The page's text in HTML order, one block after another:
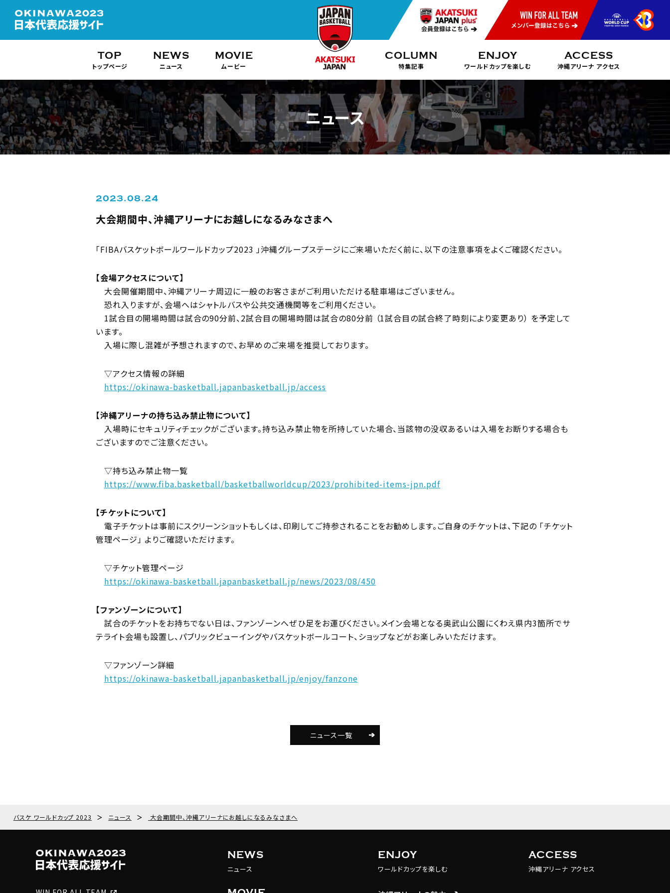
TOP
トップページ
NEWS
ニュース
MOVIE
ムービー
COLUMN
特集記事
ENJOY
ワールドカップを楽しむ
ACCESS
沖縄アリーナ アクセス
ニュース
2023.08.24
大会期間中、沖縄アリーナにお越しになるみなさまへ
「FIBAバスケットボールワールドカップ2023 」沖縄グループステージにご来場いただく前に、以下の注意事項をよくご確認ください。
【会場アクセスについて】
大会開催期間中、沖縄アリーナ周辺に一般のお客さまがご利用いただける駐車場はございません。
恐れ入りますが、会場へはシャトルバスや公共交通機関等をご利用ください。
1試合目の開場時間は試合の90分前、2試合目の開場時間は試合の80分前 （1試合目の試合終了時刻により変更あり） を予定して
います。
入場に際し混雑が予想されますので、お早めのご来場を推奨しております。
▽アクセス情報の詳細
https://okinawa-basketball.japanbasketball.jp/access
【沖縄アリーナの持ち込み禁止物について】
入場時にセキュリティチェックがございます。持ち込み禁止物を所持していた場合、当該物の没収あるいは入場をお断りする場合も
ございますのでご注意ください。
▽持ち込み禁止物一覧
https://www.fiba.basketball/basketballworldcup/2023/prohibited-items-jpn.pdf
【チケットについて】
電子チケットは事前にスクリーンショットもしくは、印刷してご持参されることをお勧めします。ご自身のチケットは、下記の 「チケット
管理ページ」 よりご確認いただけます。
▽チケット管理ページ
https://okinawa-basketball.japanbasketball.jp/news/2023/08/450
【ファンゾーンについて】
試合のチケットをお持ちでない日は、ファンゾーンへぜひ足をお運びください。メイン会場となる奥武山公園にくわえ県内3箇所でサ
テライト会場も設置し、パブリックビューイングやバスケットボールコート、ショップなどがお楽しみいただけます。
▽ファンゾーン詳細
https://okinawa-basketball.japanbasketball.jp/enjoy/fanzone
ニュース一覧
バスケ ワールドカップ 2023 ＞ ニュース ＞ 大会期間中、沖縄アリーナにお越しになるみなさまへ
NEWS
ニュース
ENJOY
ワールドカップを楽しむ
ACCESS
沖縄アリーナ アクセス